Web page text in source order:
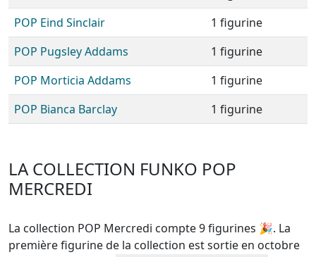
POP Eind Sinclair
1 figurine
POP Pugsley Addams
1 figurine
POP Morticia Addams
1 figurine
POP Bianca Barclay
1 figurine
LA COLLECTION FUNKO POP
MERCREDI
La collection POP Mercredi compte 9 figurines 🎉. La
première figurine de la collection est sortie en octobre